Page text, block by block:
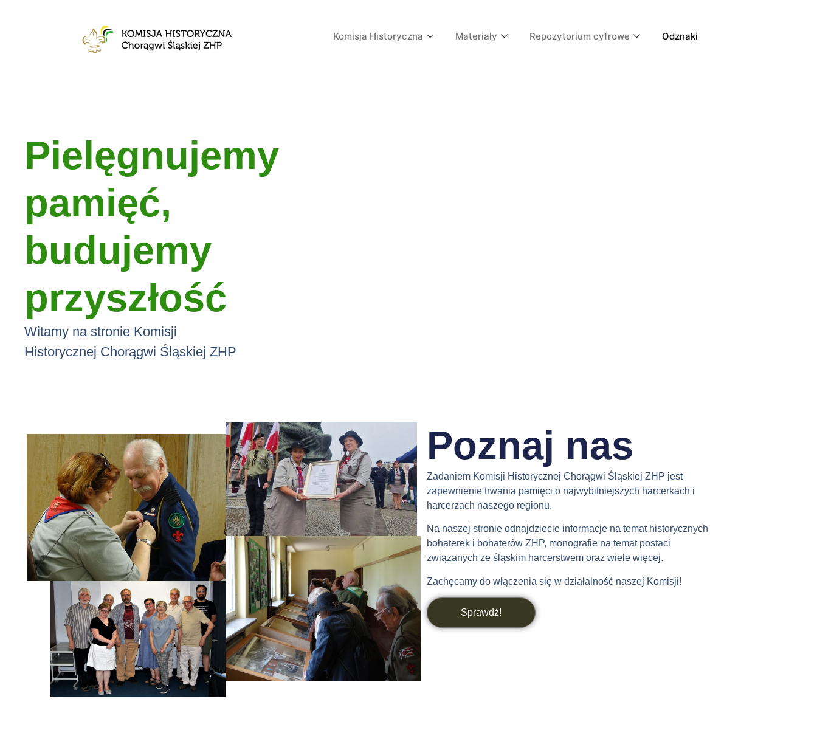
Komisja Historyczna Materiały Repozytorium cyfrowe Odznaki
Pielęgnujemy
pamięć,
budujemy
przyszłość
Witamy na stronie Komisji
Historycznej Chorągwi Śląskiej ZHP
Poznaj nas
Zadaniem Komisji Historycznej Chorągwi Śląskiej ZHP jest
zapewnienie trwania pamięci o najwybitniejszych harcerkach i
harcerzach naszego regionu.
Na naszej stronie odnajdziecie informacje na temat historycznych
bohaterek i bohaterów ZHP, monografie na temat postaci
związanych ze śląskim harcerstwem oraz wiele więcej.
Zachęcamy do włączenia się w działalność naszej Komisji!
Sprawdź!